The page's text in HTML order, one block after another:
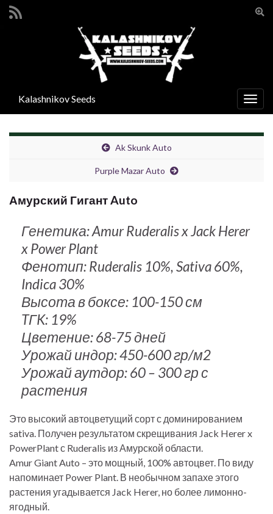
Вкл/
Search for:
Вкл/
выкл
Kalashnikov Seeds
Ak Skunk Auto
Purple Mazar Auto
Амурский Гигант Auto
Генетика: Amur Ruderalis x Jack Herer
x Power Plant
Фенотип: Ruderalis 10%, Sativa 60%,
Indica 30%
Высота в боксе: 100-150 см
TГK: 19%
Цветение: 68-75 дней
Урожай индор: 450-600 гр/м2
Урожай аутдор: 60 – 300 гр с
растения
Это высокий автоцветущий сорт с доминированием
sativa. Получен результатом скрещивания Jack Herer x
PowerPlant с Ruderalis из Амурской области.
Amur Giant Auto – это мощный, 100% автоцвет. По виду
напоминает Power Plant. В необычном запахе этого
растения угадывается Jack Herer, но более лимонно-
ягодный.